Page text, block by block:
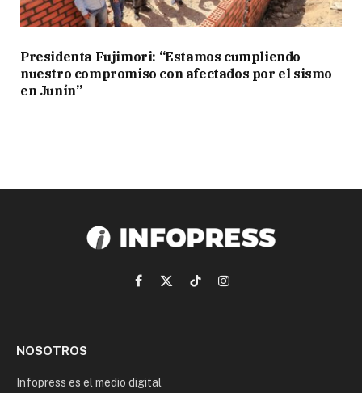
Presidenta Fujimori: “Estamos cumpliendo
nuestro compromiso con afectados por el sismo
en Junín”
Facebook
X
TikTokInstagram
NOSOTROS
Infopress es el medio digital